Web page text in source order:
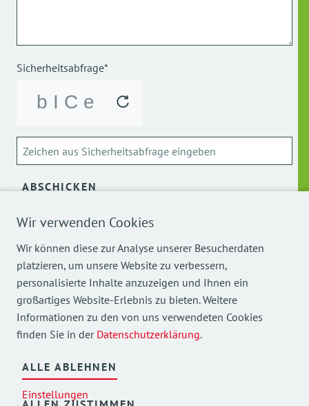
Wir verwenden Cookies
Wir können diese zur Analyse unserer Besucherdaten
platzieren, um unsere Website zu verbessern,
personalisierte Inhalte anzuzeigen und Ihnen ein
großartiges Website-Erlebnis zu bieten. Weitere
Informationen zu den von uns verwendeten Cookies
finden Sie in der Datenschutzerklärung.
ALLE ABLEHNEN
Einstellungen
Sicherheitsabfrage*
ABSCHICKEN
Über die Verarbeitung meiner personenbezogenen Daten
Mehr Einblicke in unsere Arbeit finden Sie auch auf
unseren Social Media Kanälen.